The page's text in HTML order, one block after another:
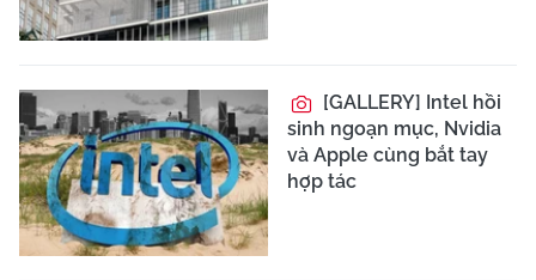
[GALLERY] Intel hồi
sinh ngoạn mục, Nvidia
và Apple cùng bắt tay
hợp tác